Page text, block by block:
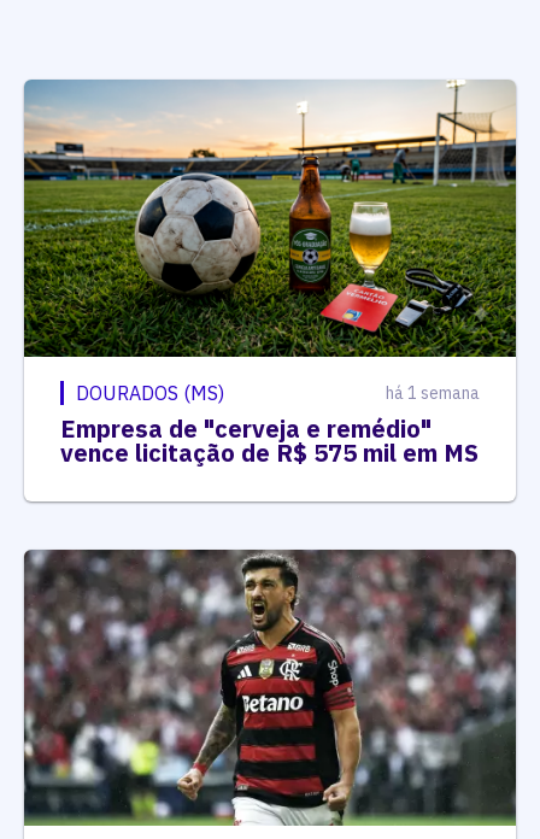
DOURADOS (MS) há 1 semana
Empresa de "cerveja e remédio"
vence licitação de R$ 575 mil em MS